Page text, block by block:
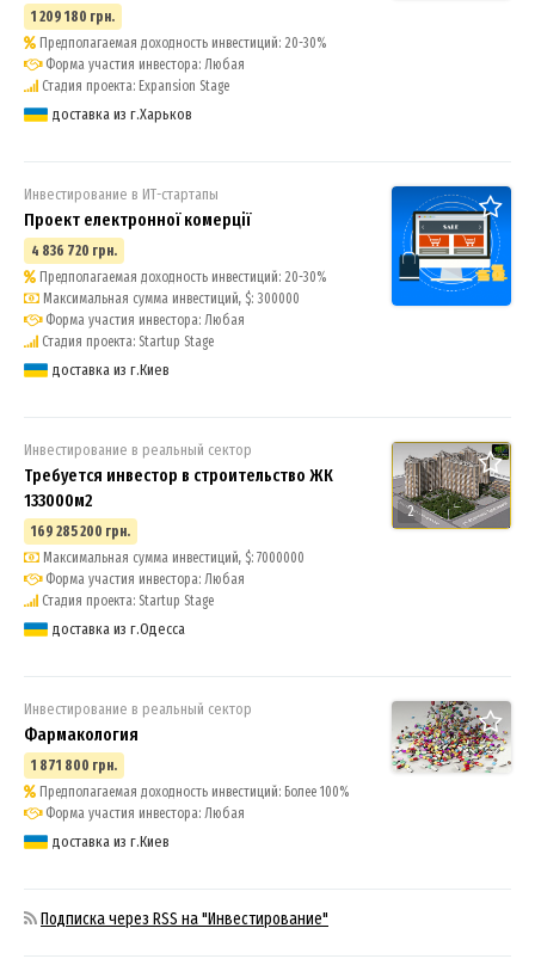
1 209 180 грн.
Предполагаемая доходность инвестиций: 20-30%
Форма участия инвестора: Любая
Стадия проекта: Expansion Stage
доставка из г.Харьков
Инвестирование в ИТ-стартапы
Проект електронної комерції
4 836 720 грн.
Предполагаемая доходность инвестиций: 20-30%
Максимальная сумма инвестиций, $: 300000
Форма участия инвестора: Любая
Стадия проекта: Startup Stage
доставка из г.Киев
2
Инвестирование в реальный сектор
Требуется инвестор в строительство ЖК
133000м2
169 285 200 грн.
Максимальная сумма инвестиций, $: 7000000
Форма участия инвестора: Любая
Стадия проекта: Startup Stage
доставка из г.Одесса
Инвестирование в реальный сектор
Фармакология
1 871 800 грн.
Предполагаемая доходность инвестиций: Более 100%
Форма участия инвестора: Любая
доставка из г.Киев
Подписка через RSS на "Инвестирование"